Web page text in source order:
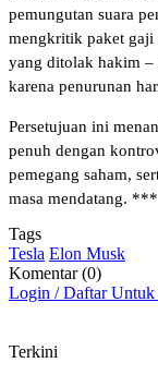
pemungutan suara
mengkritik paket gaji
yang ditolak hakim –
karena penurunan
Persetujuan ini
penuh dengan
pemegang saham,
masa mendatang. ***
Tags
Tesla Elon Musk
Komentar (0)
Login / Daftar Untuk
Terkini